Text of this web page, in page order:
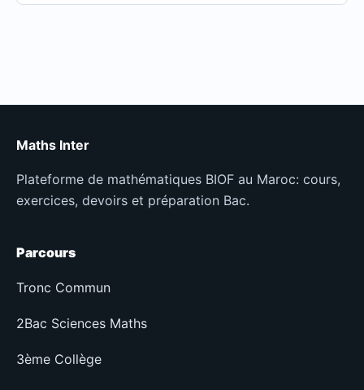
Maths Inter
Plateforme de mathématiques BIOF au Maroc: cours,
exercices, devoirs et préparation Bac.
Parcours
Tronc Commun
2Bac Sciences Maths
3ème Collège